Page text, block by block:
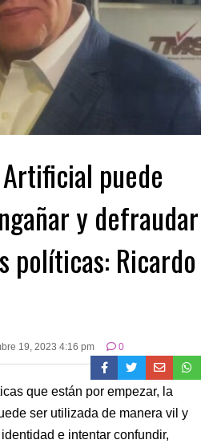
puede
y defraudar
políticas: Ricardo
19, 2023 4:16 pm 0
que están por empezar, la
ser utilizada de manera vil y
e intentar confundir,